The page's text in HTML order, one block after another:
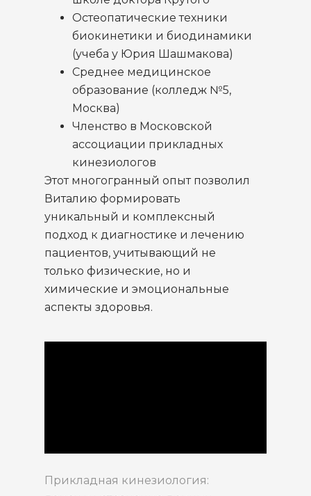
Остеопатические техники
биокинетики и биодинамики
(учеба у Юрия Шашмакова)
Среднее медицинское
образование (колледж №5,
Москва)
Членство в Московской
ассоциации прикладных
кинезиологов
Этот многогранный опыт позволил
Виталию формировать
уникальный и комплексный
подход к диагностике и лечению
пациентов, учитывающий не
только физические, но и
химические и эмоциональные
аспекты здоровья.
Прикладная кинезиология: